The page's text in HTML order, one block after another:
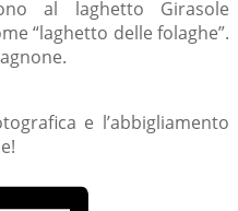
al laghetto Girasole
“laghetto delle folaghe”.
e l’abbigliamento